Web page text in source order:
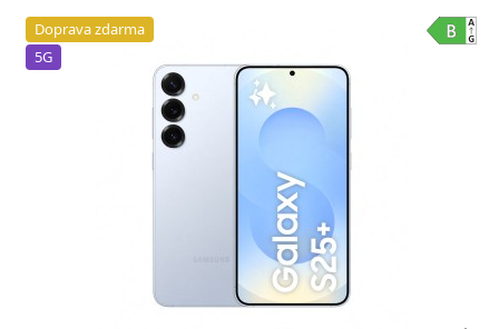
Doprava zdarma
5G